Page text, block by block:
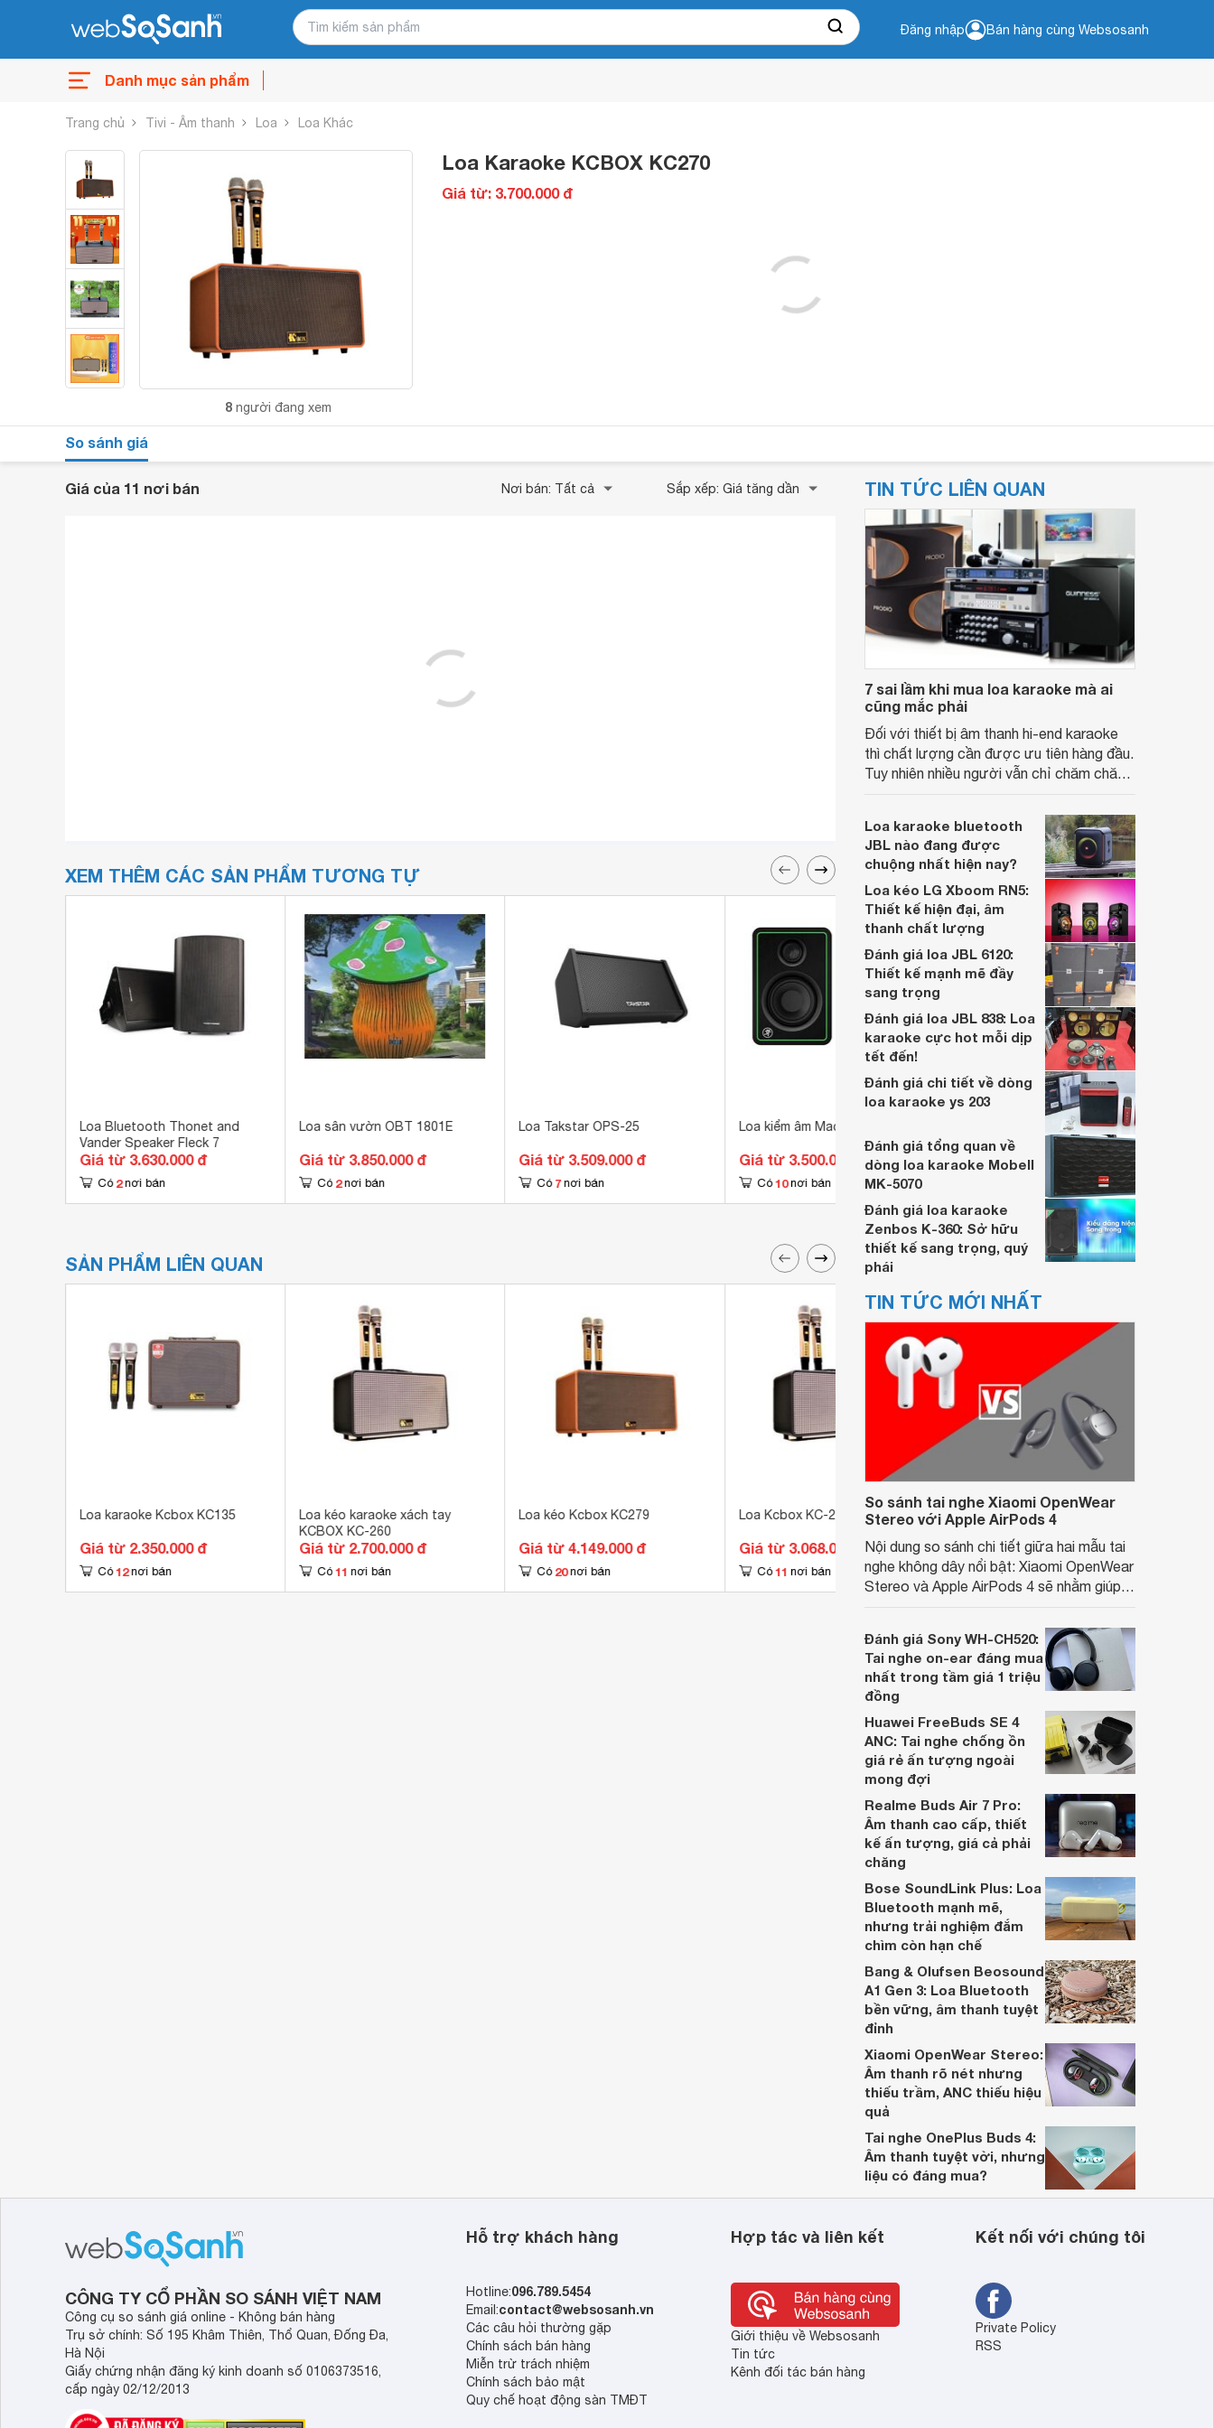
Đăng nhập Bán hàng cùng Websosanh
Danh mục sản phẩm
Trang chủ Tivi - Âm thanh Loa Loa Khác
8 người đang xem
Loa Karaoke KCBOX KC270
Giá từ: 3.700.000 đ
So sánh giá
Giá của 11 nơi bán Nơi bán: Tất cả Sắp xếp: Giá tăng dần
XEM THÊM CÁC SẢN PHẨM TƯƠNG TỰ
Loa Bluetooth Thonet and
Vander Speaker Fleck 7
Giá từ 3.630.000 đ
Có 2 nơi bán
Loa sân vườn OBT 1801E
Giá từ 3.850.000 đ
Có 2 nơi bán
Loa Takstar OPS-25
Giá từ 3.509.000 đ
Có 7 nơi bán
Loa kiểm âm Mackie CR3-XBT
Giá từ 3.500.000 đ
Có 10 nơi bán
Loa kéo Sunybox K-68
Giá từ 3.360.000 đ
SẢN PHẨM LIÊN QUAN
Loa karaoke Kcbox KC135
Giá từ 2.350.000 đ
Có 12 nơi bán
Loa kéo karaoke xách tay
KCBOX KC-260
Giá từ 2.700.000 đ
Có 11 nơi bán
Loa kéo Kcbox KC279
Giá từ 4.149.000 đ
Có 20 nơi bán
Loa Kcbox KC-260 Plus
Giá từ 3.068.000 đ
Có 11 nơi bán
Loa di Động KCBOX S8
Giá từ 5.059.000 đ
Có 15 nơi bán
TIN TỨC LIÊN QUAN
7 sai lầm khi mua loa karaoke mà ai
cũng mắc phải
Đối với thiết bị âm thanh hi-end karaoke
thì chất lượng cần được ưu tiên hàng đầu.
Tuy nhiên nhiều người vẫn chỉ chăm chăm
Loa karaoke bluetooth
JBL nào đang được
chuộng nhất hiện nay?
Loa kéo LG Xboom RN5:
Thiết kế hiện đại, âm
thanh chất lượng
Đánh giá loa JBL 6120:
Thiết kế mạnh mẽ đầy
sang trọng
Đánh giá loa JBL 838: Loa
karaoke cực hot mỗi dịp
tết đến!
Đánh giá chi tiết về dòng
loa karaoke ys 203
Đánh giá tổng quan về
dòng loa karaoke Mobell
MK-5070
Đánh giá loa karaoke
Zenbos K-360: Sở hữu
thiết kế sang trọng, quý
phái
TIN TỨC MỚI NHẤT
So sánh tai nghe Xiaomi OpenWear
Stereo với Apple AirPods 4
Nội dung so sánh chi tiết giữa hai mẫu tai
nghe không dây nổi bật: Xiaomi OpenWear
Stereo và Apple AirPods 4 sẽ nhằm giúp
dựa trên nhu cầu và sở thích cá nhân. Cả
hai đều là sản phẩm chất lượng cao,
nhưng hướng tới đối tượng khách hàng
khác nhau.
Đánh giá Sony WH-CH520:
Tai nghe on-ear đáng mua
nhất trong tầm giá 1 triệu
đồng
Huawei FreeBuds SE 4
ANC: Tai nghe chống ồn
giá rẻ ấn tượng ngoài
mong đợi
Realme Buds Air 7 Pro:
Âm thanh cao cấp, thiết
kế ấn tượng, giá cả phải
chăng
Bose SoundLink Plus: Loa
Bluetooth mạnh mẽ,
nhưng trải nghiệm đắm
chìm còn hạn chế
Bang & Olufsen Beosound
A1 Gen 3: Loa Bluetooth
bền vững, âm thanh tuyệt
đỉnh
Xiaomi OpenWear Stereo:
Âm thanh rõ nét nhưng
thiếu trầm, ANC thiếu hiệu
quả
Tai nghe OnePlus Buds 4:
Âm thanh tuyệt vời, nhưng
liệu có đáng mua?
CÔNG TY CỔ PHẦN SO SÁNH VIỆT NAM
Công cụ so sánh giá online - Không bán hàng
Trụ sở chính: Số 195 Khâm Thiên, Thổ Quan, Đống Đa,
Hà Nội
Giấy chứng nhận đăng ký kinh doanh số 0106373516,
cấp ngày 02/12/2013
Hỗ trợ khách hàng
Hotline:096.789.5454
Email:contact@websosanh.vn
Các câu hỏi thường gặp
Chính sách bán hàng
Miễn trừ trách nhiệm
Chính sách bảo mật
Quy chế hoạt động sàn TMĐT
Hợp tác và liên kết
Giới thiệu về Websosanh
Tin tức
Kênh đối tác bán hàng
Kết nối với chúng tôi
Private Policy
RSS